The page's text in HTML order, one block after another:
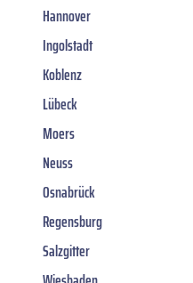
Hannover
Ingolstadt
Koblenz
Lübeck
Moers
Neuss
Osnabrück
Regensburg
Salzgitter